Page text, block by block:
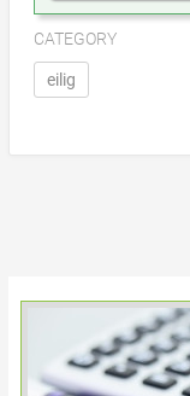
CATEGORY
eilig